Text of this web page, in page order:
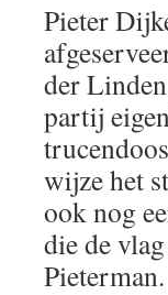
Pieter
der
partij
wijze het
ook nog
die de
Pieterman.